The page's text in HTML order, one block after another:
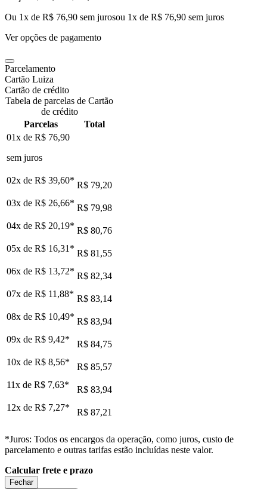
Ou 1x de R$ 76,90 sem jurosou 1x de R$ 76,90 sem juros
Ver opções de pagamento
Parcelamento
Cartão Luiza
Cartão de crédito
Tabela de parcelas de Cartão
de crédito
Parcelas
Total
01x de R$ 76,90
sem juros
02x de R$ 39,60* R$ 79,20
03x de R$ 26,66* R$ 79,98
04x de R$ 20,19* R$ 80,76
05x de R$ 16,31 * R$ 81,55
06x de R$ 13,72* R$ 82,34
07x de R$ 11,88* R$ 83,14
08x de R$ 10,49* R$ 83,94
09x de R$ 9,42*
R$ 84,75
10x de R$ 8,56*
R$ 85,57
11x de R$ 7,63*
R$ 83,94
12x de R$ 7,27* R$ 87,21
*Juros: Todos os encargos da operação, como juros, custo de
parcelamento e outras tarifas estão incluídas neste valor.
Calcular frete e prazo
Fechar